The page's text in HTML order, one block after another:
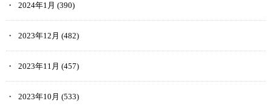
2024年1月 (390)
2023年12月 (482)
2023年11月 (457)
2023年10月 (533)